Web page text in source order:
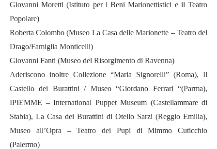
Giovanni Moretti (Istituto per i Beni Marionettistici e il Teatro
Popolare)
Roberta Colombo (Museo La Casa delle Marionette – Teatro del
Drago/Famiglia Monticelli)
Giovanni Fanti (Museo del Risorgimento di Ravenna)
Aderiscono inoltre Collezione “Maria Signorelli” (Roma), Il
Castello dei Burattini / Museo “Giordano Ferrari “(Parma),
IPIEMME – International Puppet Museum (Castellammare di
Stabia), La Casa dei Burattini di Otello Sarzi (Reggio Emilia),
Museo all’Opra – Teatro dei Pupi di Mimmo Cuticchio
(Palermo)